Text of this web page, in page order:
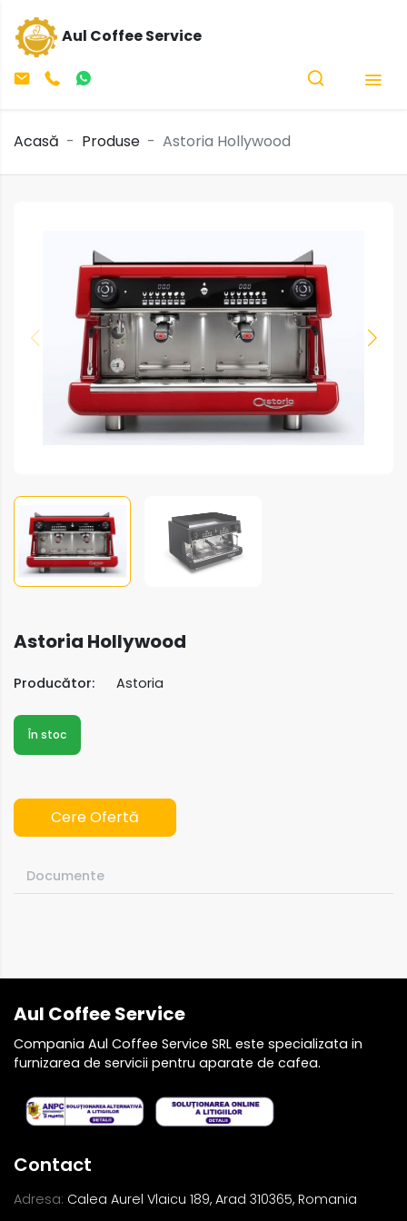
Aul Coffee Service
Acasă Produse Astoria Hollywood
Astoria Hollywood
Producător: Astoria
În stoc
Cere Ofertă
Documente
Aul Coffee Service
Compania Aul Coffee Service SRL este specializata in
furnizarea de servicii pentru aparate de cafea.
Contact
Adresa: Calea Aurel Vlaicu 189, Arad 310365, Romania